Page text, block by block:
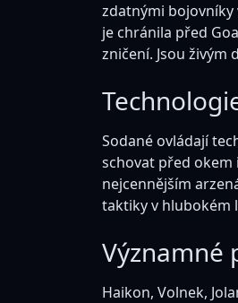
zdatnými bojovníky
je chránila před
zničení. Jsou živým
Sodané ovládají
schovat před okem
nejcennějším
taktiky v hlubokém
Významné
Haikon, Volnek,